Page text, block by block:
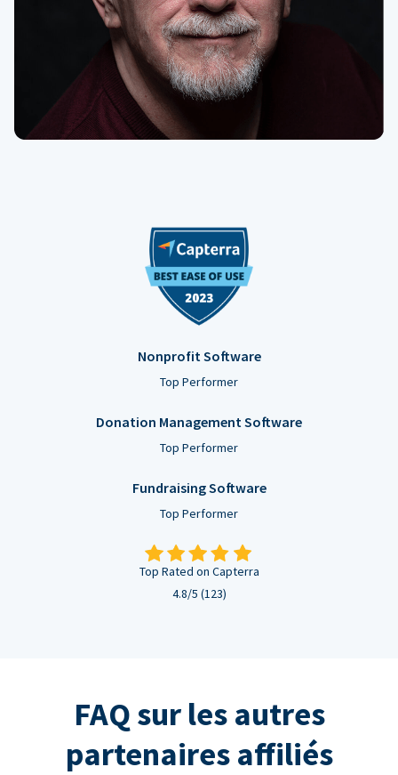
Nonprofit Software
Top Performer
Donation Management Software
Top Performer
Fundraising Software
Top Performer
Top Rated on Capterra
4.8/5 (123)
FAQ sur les autres
partenaires affiliés